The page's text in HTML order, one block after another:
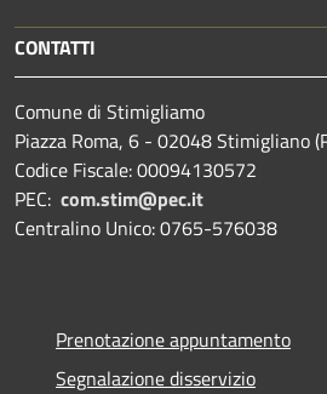
CONTATTI
Comune di Stimigliamo
Piazza Roma, 6 - 02048 Stimigliano
Codice Fiscale: 00094130572
PEC: com.stim@pec.it
Centralino Unico: 0765-576038
Prenotazione appuntamento
Segnalazione disservizio